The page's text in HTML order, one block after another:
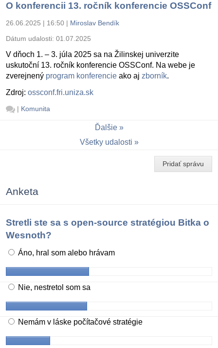
O konferencii 13. ročník konferencie OSSConf
26.06.2025 | 16:50 | Miroslav Bendík
Dátum udalosti: 01.07.2025
V dňoch 1. – 3. júla 2025 sa na Žilinskej univerzite
uskutoční 13. ročník konferencie OSSConf. Na webe je
zverejnený program konferencie ako aj zborník.
Zdroj: ossconf.fri.uniza.sk
| Komunita
Ďalšie
Všetky udalosti
Pridať správu
Anketa
Stretli ste sa s open-source stratégiou Bitka o
Wesnoth?
Áno, hral som alebo hrávam
Nie, nestretol som sa
Nemám v láske počítačové stratégie